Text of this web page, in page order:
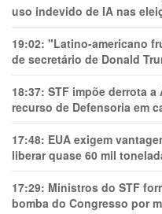
uso indevido de IA nas
19:02: "Latino-americano
de secretário de Donald
18:37: STF impõe derrota
recurso de Defensoria em
17:48: EUA exigem
liberar quase 60 mil
17:29: Ministros do STF
bomba do Congresso por